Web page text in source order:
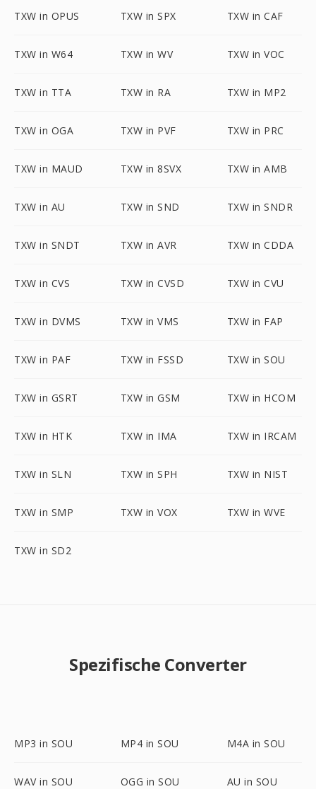
TXW in OPUS TXW in SPX TXW in CAF
TXW in W64 TXW in WV TXW in VOC
TXW in TTA TXW in RA TXW in MP2
TXW in OGA TXW in PVF TXW in PRC
TXW in MAUD TXW in 8SVX TXW in AMB
TXW in AU TXW in SND TXW in SNDR
TXW in SNDT TXW in AVR TXW in CDDA
TXW in CVS TXW in CVSD TXW in CVU
TXW in DVMS TXW in VMS TXW in FAP
TXW in PAF TXW in FSSD TXW in SOU
TXW in GSRT TXW in GSM TXW in HCOM
TXW in HTK TXW in IMA TXW in IRCAM
TXW in SLN TXW in SPH TXW in NIST
TXW in SMP TXW in VOX TXW in WVE
TXW in SD2
Spezifische Converter
MP3 in SOU MP4 in SOU M4A in SOU
WAV in SOU OGG in SOU AU in SOU